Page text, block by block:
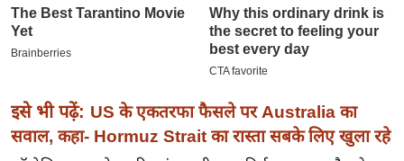
सा
ल
मि
सा
ल
इसे भी पढ़ें: US के एकतरफा फैसले पर Australia का
सवाल, कहा- Hormuz Strait का रास्ता सबके लिए खुला रहे